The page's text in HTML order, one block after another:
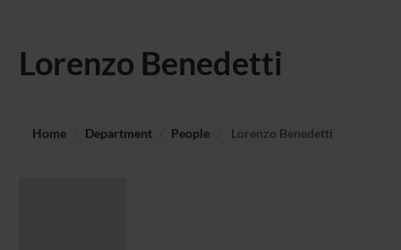
Lorenzo Benedetti
Home Department People Lorenzo Benedetti